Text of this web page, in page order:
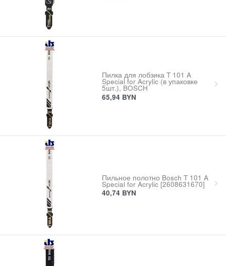
Пилка для лобзика T 101 A
Special for Acrylic (в упаковке
5шт.), BOSCH
65,94 BYN
Пильное полотно Bosch T 101 A
Special for Acrylic [2608631670]
40,74 BYN